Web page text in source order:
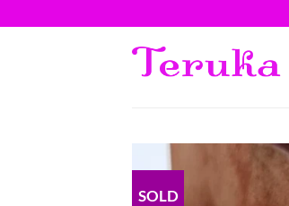
al
SOLD